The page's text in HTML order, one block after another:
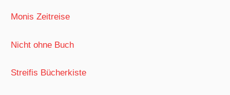
Monis Zeitreise
Nicht ohne Buch
Streifis Bücherkiste